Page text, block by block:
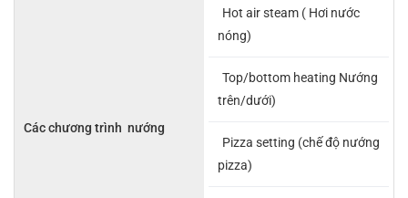
Các chương trình nướng
Hot air steam ( Hơi nước
nóng)
Top/bottom heating Nướng
trên/dưới)
Pizza setting (chế độ nướng
pizza)